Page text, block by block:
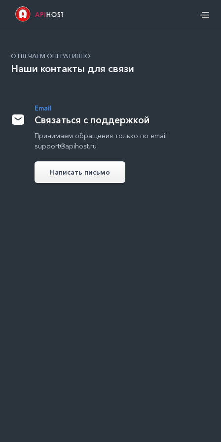
ОТВЕЧАЕМ ОПЕРАТИВНО
Наши контакты для связи
Email
Связаться с поддержкой
Принимаем обращения только по email
support@apihost.ru
Написать письмо